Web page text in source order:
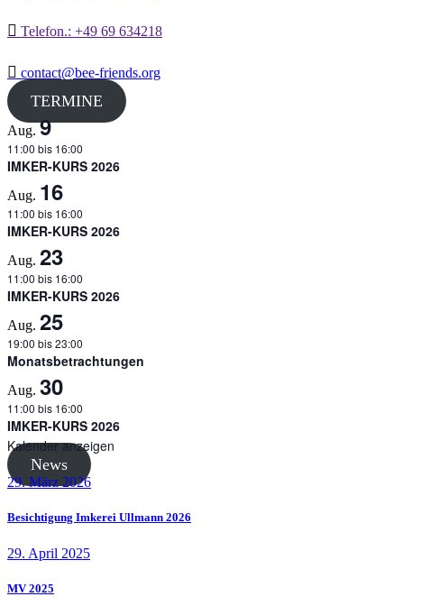
Telefon.: +49 69 634218
contact@bee-friends.org
TERMINE
Aug. 9
11:00 bis 16:00
IMKER-KURS 2026
Aug. 16
11:00 bis 16:00
IMKER-KURS 2026
Aug. 23
11:00 bis 16:00
IMKER-KURS 2026
Aug. 25
19:00 bis23:00
Monatsbetrachtungen
Aug. 30
11:00 bis 16:00
IMKER-KURS 2026
Kalender anzeigen
News
29. März 2026
Besichtigung Imkerei Ullmann 2026
29. April 2025
MV 2025